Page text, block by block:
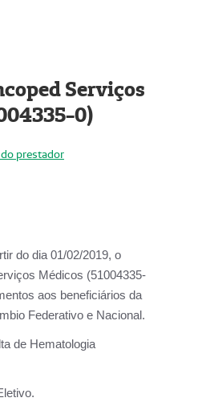
Serviços
0)
prestador
do dia 01/02/2019, o
Médicos (51004335-
aos beneficiários da
Federativo e Nacional.
de Hematologia